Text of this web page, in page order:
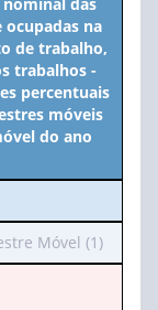
ocupadas na
de trabalho,
trabalhos -
percentuais
móveis
do ano
Móvel (1)